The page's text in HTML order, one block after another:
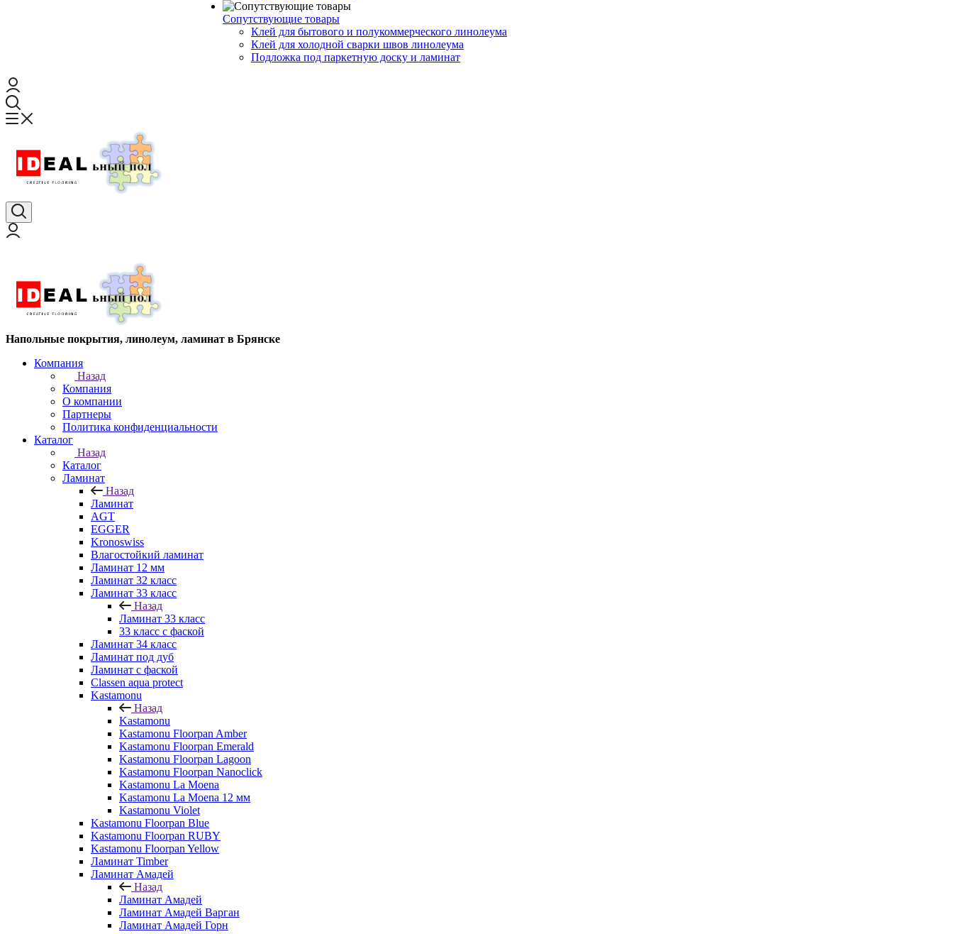
Сопутствующие товары
Клей для бытового и полукоммерческого линолеума
Клей для холодной сварки швов линолеума
Подложка под паркетную доску и ламинат
Напольные покрытия, линолеум, ламинат в Брянске
Компания
Назад
Компания
О компании
Партнеры
Политика конфиденциальности
Каталог
Назад
Каталог
Ламинат
Назад
Ламинат
AGT
EGGER
Kronoswiss
Влагостойкий ламинат
Ламинат 12 мм
Ламинат 32 класс
Ламинат 33 класс
Назад
Ламинат 33 класс
33 класс с фаской
Ламинат 34 класс
Ламинат под дуб
Ламинат с фаской
Classen aqua protect
Kastamonu
Назад
Kastamonu
Kastamonu Floorpan Amber
Kastamonu Floorpan Emerald
Kastamonu Floorpan Lagoon
Kastamonu Floorpan Nanoclick
Kastamonu La Moena
Kastamonu La Moena 12 мм
Kastamonu Violet
Kastamonu Floorpan Blue
Kastamonu Floorpan RUBY
Kastamonu Floorpan Yellow
Ламинат Timber
Ламинат Амадей
Назад
Ламинат Амадей
Ламинат Амадей Варган
Ламинат Амадей Горн